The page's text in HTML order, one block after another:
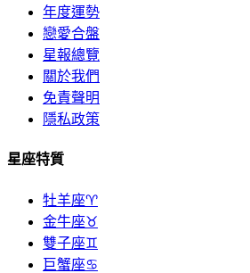
年度運勢
戀愛合盤
星報總覽
關於我們
免責聲明
隱私政策
星座特質
牡羊座♈
金牛座♉
雙子座♊
巨蟹座♋